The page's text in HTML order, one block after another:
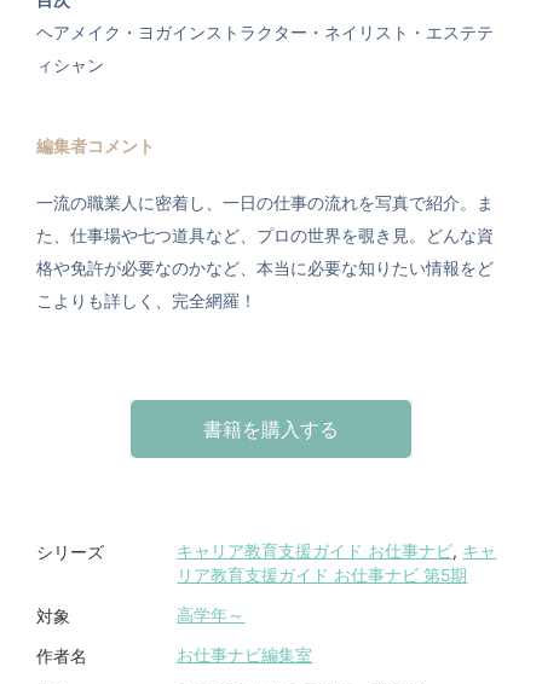
ヘアメイク・ヨガインストラクター・ネイリスト・エステテ
ィシャン
編集者コメント
一流の職業人に密着し、一日の仕事の流れを写真で紹介。ま
た、仕事場や七つ道具など、プロの世界を覗き見。どんな資
格や免許が必要なのかなど、本当に必要な知りたい情報をど
こよりも詳しく、完全網羅！
書籍を購入する
シリーズ キャリア教育支援ガイド お仕事ナビ, キャ
リア教育支援ガイド お仕事ナビ 第5期
対象 高学年～
作者名 お仕事ナビ編集室